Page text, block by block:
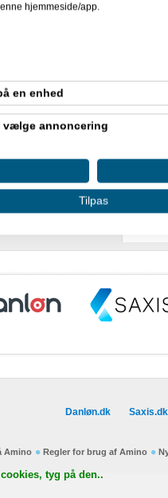
Danløn.dk
Saxis.dk
Amino Regler for brug af Amino
tyg på den..
hjemmeside/app.
en enhed
annoncering
eller kombinationer af
Tilpas